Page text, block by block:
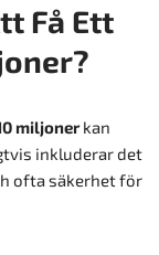
Få Ett
miljonerkan
inkluderar det
ofta säkerhet för